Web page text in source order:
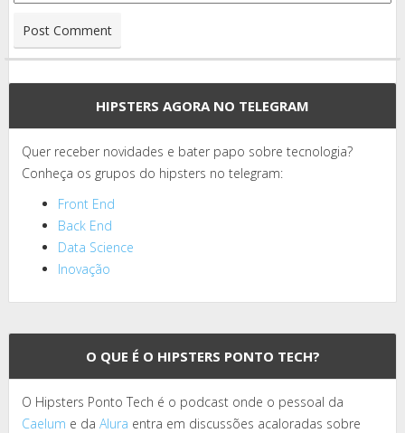
HIPSTERS AGORA NO TELEGRAM
Quer receber novidades e bater papo sobre tecnologia?
Conheça os grupos do hipsters no telegram:
Front End
Back End
Data Science
Inovação
O QUE É O HIPSTERS PONTO TECH?
O Hipsters Ponto Tech é o podcast onde o pessoal da
Caelum e da Alura entra em discussões acaloradas sobre